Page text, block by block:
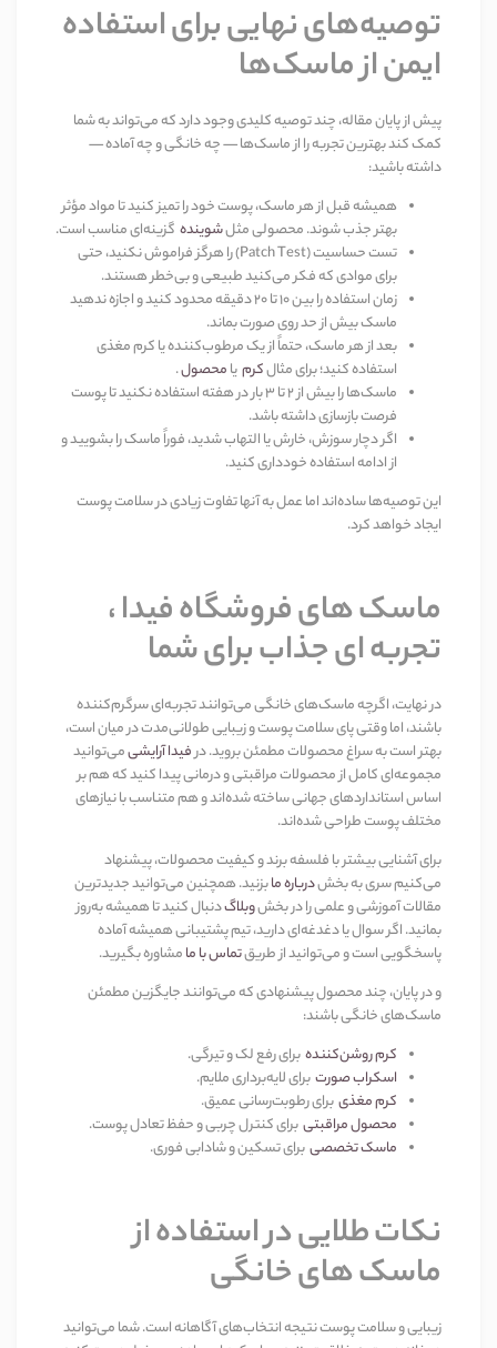
توصیه‌های نهایی برای استفاده
ایمن از ماسک‌ها
پیش از پایان مقاله، چند توصیه کلیدی وجود دارد که می‌تواند به شما
کمک کند بهترین تجربه را از ماسک‌ها — چه خانگی و چه آماده —
داشته باشید:
همیشه قبل از هر ماسک، پوست خود را تمیز کنید تا مواد مؤثر
بهتر جذب شوند. محصولی مثلشوینده گزینه‌ای مناسب است.
تست حساسیت(Patch Test)
را هرگز فراموش نکنید، حتی
برای موادی که فکر می‌کنید طبیعی و بی‌خطر هستند.
زمان استفاده را بین۱۰تا۲۰دقیقه محدود کنیدو اجازه ندهید
ماسک بیش از حد روی صورت بماند.
بعد از هر ماسک، حتماً از یک مرطوب‌کننده یا کرم مغذی
استفاده کنید؛ برای مثالکرمیامحصول.
ماسک‌ها را بیش از۲تا۳بار در هفتهاستفاده نکنید تا پوست
فرصت بازسازی داشته باشد.
اگر دچار سوزش، خارش یا التهاب شدید، فوراً ماسک را بشویید و
از ادامه استفاده خودداری کنید.
این توصیه‌ها ساده‌اند اما عمل به آنها تفاوت زیادی در سلامت پوست
ایجاد خواهد کرد.
ماسک های فروشگاه فیدا ،
تجربه ای جذاب برای شما
در نهایت، اگرچه ماسک‌های خانگی می‌توانند تجربه‌ای سرگرم‌کننده
باشند، اما وقتی پای سلامت پوست و زیبایی طولانی‌مدت در میان است،
بهتر است به سراغ محصولات مطمئن بروید. درفیدا آرایشیمی‌توانید
مجموعه‌ای کامل از محصولات مراقبتی و درمانی پیدا کنید که هم بر
اساس استانداردهای جهانی ساخته شده‌اند و هم متناسب با نیازهای
مختلف پوست طراحی شده‌اند.
برای آشنایی بیشتر با فلسفه برند و کیفیت محصولات، پیشنهاد
می‌کنیم سری به بخشدرباره مابزنید. همچنین می‌توانید جدیدترین
مقالات آموزشی و علمی را در بخشوبلاگدنبال کنید تا همیشه به‌روز
بمانید. اگر سوال یا دغدغه‌ای دارید، تیم پشتیبانی همیشه آماده
پاسخگویی است و می‌توانید از طریقتماس با مامشاوره بگیرید.
و در پایان، چند محصول پیشنهادی که می‌توانند جایگزین مطمئن
ماسک‌های خانگی باشند:
کرم روشن‌کنندهبرای رفع لک و تیرگی.
اسکراب صورتبرای لایه‌برداری ملایم.
کرم مغذیبرای رطوبت‌رسانی عمیق.
محصول مراقبتیبرای کنترل چربی و حفظ تعادل پوست.
ماسک تخصصیبرای تسکین و شادابی فوری.
نکات طلایی در استفاده از
ماسک های خانگی
زیبایی و سلامت پوست نتیجه انتخاب‌های آگاهانه است. شما می‌توانید